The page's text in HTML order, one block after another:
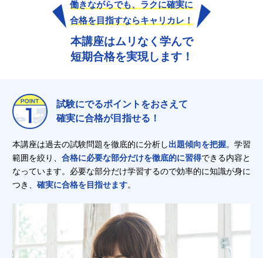
働きながらでも、ラクに確実に
合格を目指すならキャリカレ！
本講座はムリなく学んで
短期合格を実現します！
試験にでるポイントをおさえて
確実に合格が目指せる！
本講座は過去の試験問題を徹底的に分析し出題傾向を把握。学習
範囲を絞り、 合格に必要な部分だけを徹底的に習得できる内容と
なっています。必要な部分だけ学習するので効率的に知識が身に
つき、 確実に合格を目指せます。